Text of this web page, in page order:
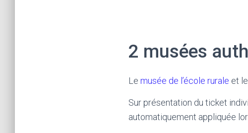
2 musées
Le musée de l’école rurale et
Sur présentation du ticket
automatiquement appliquée